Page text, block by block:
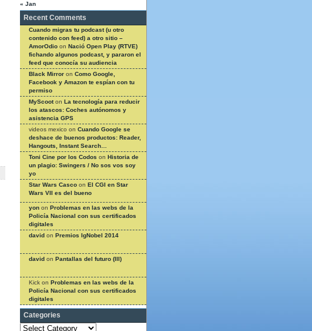
« Jan
Recent Comments
Cuando migras tu podcast (u otro
contenido con feed) a otro sitio –
AmorOdio on Nació Open Play (RTVE)
fichando algunos podcast, y pararon el
feed que conocía su audiencia
Black Mirror on Como Google,
Facebook y Amazon te espían con tu
permiso
MyScooton La tecnología para reducir
los atascos: Coches autónomos y
asistencia GPS
videos mexico on Cuando Google se
deshace de buenos productos: Reader,
Hangouts, Instant Search…
Toni Cine por los Codos on Historia de
un plagio: Swingers / No sos vos soy
yo
Star Wars Casco on El CGI en Star
Wars VII es del bueno
yon on Problemas en las webs de la
Policía Nacional con sus certificados
digitales
david on Premios IgNobel 2014
david on Pantallas del futuro (III)
Kick on Problemas en las webs de la
Policía Nacional con sus certificados
digitales
Categories
Categories